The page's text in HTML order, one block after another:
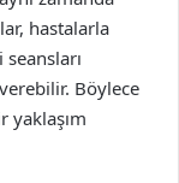
hastalarla
Böylece
yaklaşım